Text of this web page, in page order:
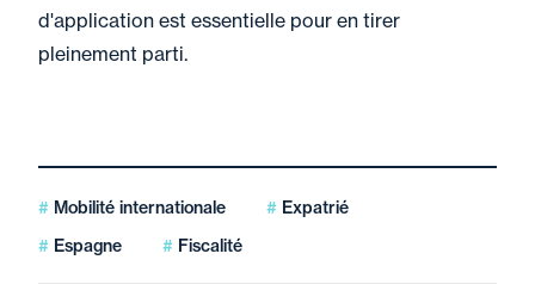
d'application est essentielle pour en tirer
pleinement parti.
Mobilité internationale
Expatrié
Espagne
Fiscalité